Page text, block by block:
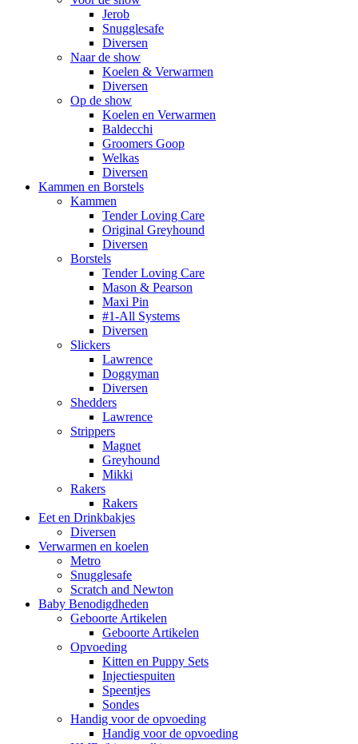
Jerob
Snugglesafe
Diversen
Naar de show
Koelen & Verwarmen
Diversen
Op de show
Koelen en Verwarmen
Baldecchi
Groomers Goop
Welkas
Diversen
Kammen en Borstels
Kammen
Tender Loving Care
Original Greyhound
Diversen
Borstels
Tender Loving Care
Mason & Pearson
Maxi Pin
#1-All Systems
Diversen
Slickers
Lawrence
Doggyman
Diversen
Shedders
Lawrence
Strippers
Magnet
Greyhound
Mikki
Rakers
Rakers
Eet en Drinkbakjes
Diversen
Verwarmen en koelen
Metro
Snugglesafe
Scratch and Newton
Baby Benodigdheden
Geboorte Artikelen
Geboorte Artikelen
Opvoeding
Kitten en Puppy Sets
Injectiespuiten
Speentjes
Sondes
Handig voor de opvoeding
Handig voor de opvoeding